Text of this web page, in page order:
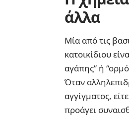
άλλα
Μία από τις
κατοικίδιου
αγάπης” ή
Όταν
αγγίγματος,
προάγει